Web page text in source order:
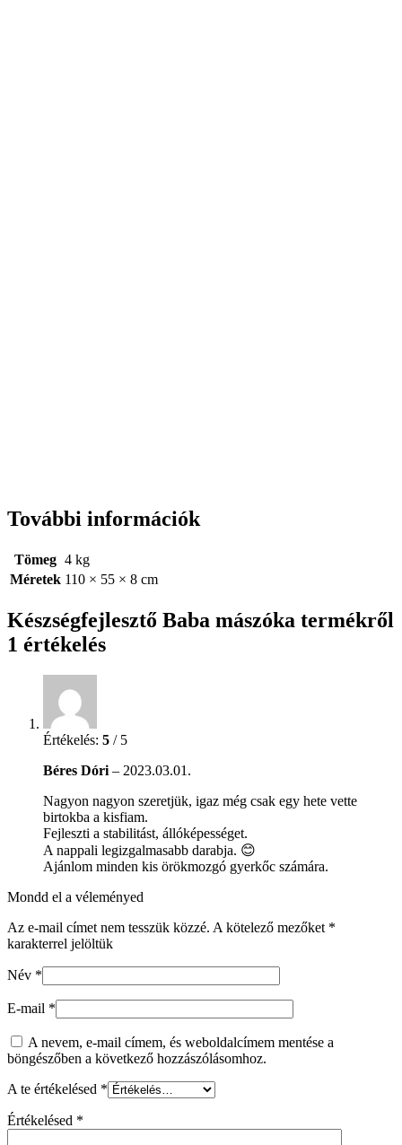
További információk
Tömeg 4 kg
Méretek 110 × 55 × 8 cm
Készségfejlesztő Baba mászóka termékről
1 értékelés
Értékelés: 5 / 5
Béres Dóri – 2023.03.01.
Nagyon nagyon szeretjük, igaz még csak egy hete vette
birtokba a kisfiam.
Fejleszti a stabilitást, állóképességet.
A nappali legizgalmasabb darabja. 😊
Ajánlom minden kis örökmozgó gyerkőc számára.
Mondd el a véleményed
Az e-mail címet nem tesszük közzé. A kötelező mezőket *
karakterrel jelöltük
Név *
E-mail *
A nevem, e-mail címem, és weboldalcímem mentése a
böngészőben a következő hozzászólásomhoz.
A te értékelésed *
Értékelésed *